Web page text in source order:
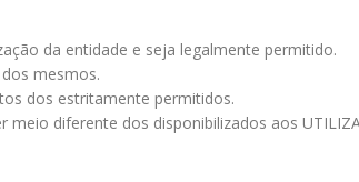
da entidade e seja legalmente permitido.
mesmos.
dos estritamente permitidos.
diferente dos disponibilizados aos